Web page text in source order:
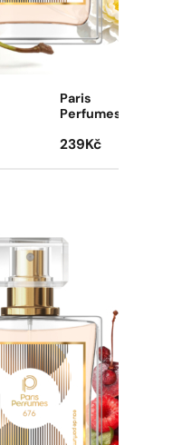
Paris
Perfumes
239 Kč